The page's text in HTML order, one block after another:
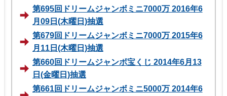
第695回ドリームジャンボミニ7000万 2016年6
月09日(木曜日)抽選
第679回ドリームジャンボミニ7000万 2015年6
月11日(木曜日)抽選
第660回ドリームジャンボ宝くじ 2014年6月13
日(金曜日)抽選
第661回ドリームジャンボミニ5000万 2014年6